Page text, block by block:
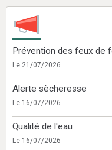
Prévention des feux de
Le 21/07/2026
Alerte sècheresse
Le 16/07/2026
Qualité de l'eau
Le 16/07/2026